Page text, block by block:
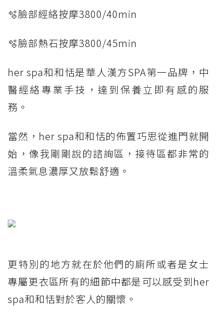
🫧臉部經絡按摩3800/40min
🫧臉部熱石按摩3800/45min
her spa和和恬是華人漢方SPA第一品牌，中
醫經絡專業手技，達到保養立即有感的服
務。
當然，her spa和和恬的佈置巧思從進門就開
始，像我剛剛說的諮詢區，接待區都非常的
溫柔氣息濃厚又放鬆舒適。
更特別的地方就在於他們的廁所或者是女士
專屬更衣區所有的細節中都是可以感受到her
spa和和恬對於客人的關懷。